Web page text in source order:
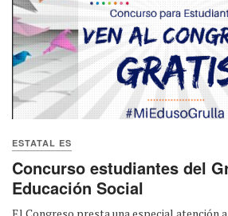
ESTATAL ES
Concurso estudiantes del
Educación Social